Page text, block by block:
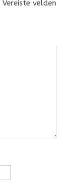
Vereiste velden